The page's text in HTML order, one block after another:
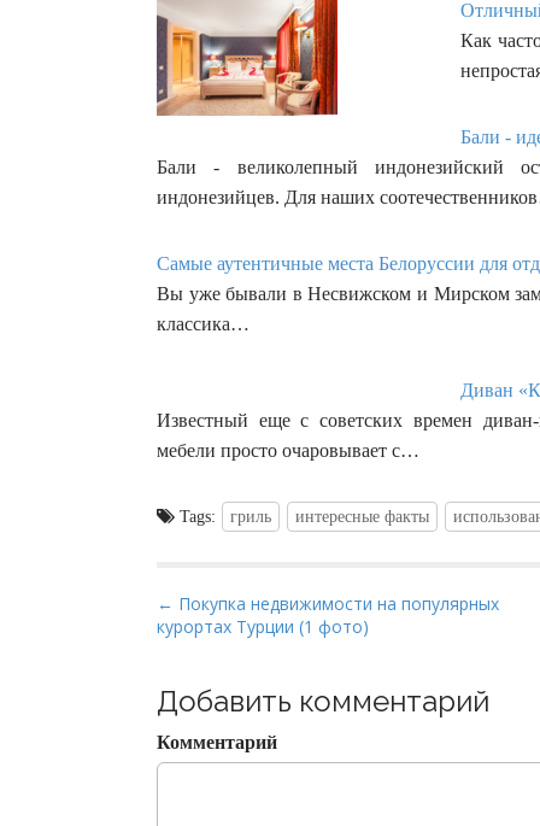
Как
Бали -
Бали - великолепный индонезийский
индонезийцев. Для наших
Самые аутентичные места Белоруссии для
Вы уже бывали в Несвижском и Мирском
классика…
Диван
Известный еще с советских времен
мебели просто очаровывает с…
Tags: гриль интересные факты
P
o
t
n
a
← Покупка недвижимости на популярных
курортах Турции (1 фото)
Добавить комментарий
Комментарий